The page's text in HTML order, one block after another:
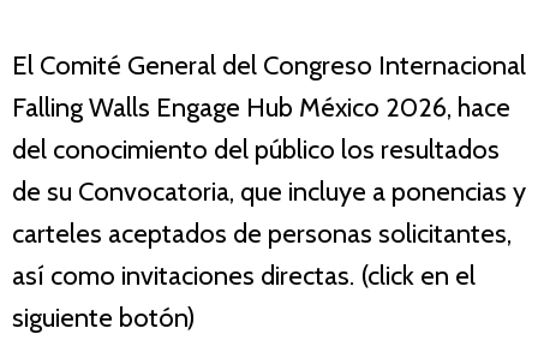
El Comité General del Congreso Internacional
Falling Walls Engage Hub México 2026, hace
del conocimiento del público los resultados
de su Convocatoria, que incluye a ponencias y
carteles aceptados de personas solicitantes,
así como invitaciones directas. (click en el
siguiente botón)